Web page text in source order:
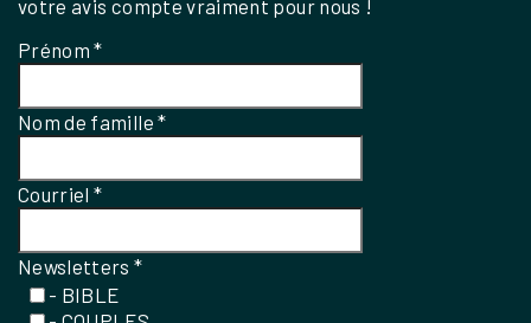
votre avis compte vraiment pour nous !
Prénom*
Nom de famille*
Courriel*
Newsletters*
- BIBLE